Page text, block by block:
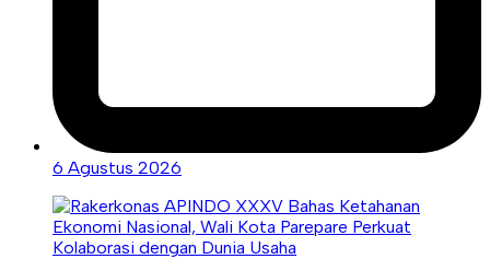
6 Agustus 2026